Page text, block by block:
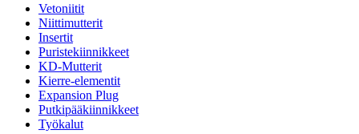
Vetoniitit
Niittimutterit
Insertit
Puristekiinnikkeet
KD-Mutterit
Kierre-elementit
Expansion Plug
Putkipääkiinnikkeet
Työkalut